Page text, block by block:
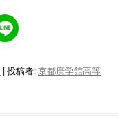
投稿者: 京都廣学館高等